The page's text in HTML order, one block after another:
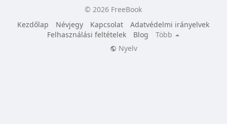
© 2026 FreeBook
Kezdőlap
Névjegy Kapcsolat
Adatvédelmi irányelvek
Felhasználási feltételek
Blog
Több
Nyelv